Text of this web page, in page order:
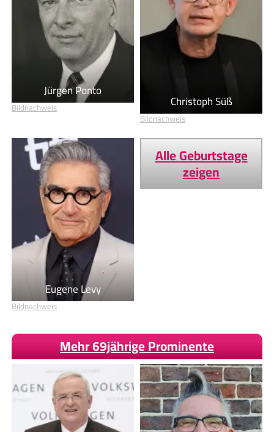
Jürgen Ponto
Bildnachweis Christoph Süß
Bildnachweis
Eugene Levy
Bildnachweis
Alle Geburtstage
zeigen
Mehr 69jährige Prominente